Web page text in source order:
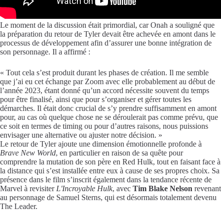
Le moment de la discussion était primordial, car Onah a souligné que
la préparation du retour de Tyler devait être achevée en amont dans le
processus de développement afin d’assurer une bonne intégration de
son personnage. Il a affirmé :
« Tout cela s’est produit durant les phases de création. Il me semble
que j’ai eu cet échange par Zoom avec elle probablement au début de
l’année 2023, étant donné qu’un accord nécessite souvent du temps
pour être finalisé, ainsi que pour s’organiser et gérer toutes les
démarches. Il était donc crucial de s’y prendre suffisamment en amont
pour, au cas où quelque chose ne se déroulerait pas comme prévu, que
ce soit en termes de timing ou pour d’autres raisons, nous puissions
envisager une alternative ou ajuster notre décision. »
Le retour de Tyler ajoute une dimension émotionnelle profonde à
Brave New World, en particulier en raison de sa quête pour
comprendre la mutation de son père en Red Hulk, tout en faisant face à
la distance qui s’est installée entre eux à cause de ses propres choix. Sa
présence dans le film s’inscrit également dans la tendance récente de
Marvel à revisiter L'Incroyable Hulk, avec Tim Blake Nelson revenant
au personnage de Samuel Sterns, qui est désormais totalement devenu
The Leader.